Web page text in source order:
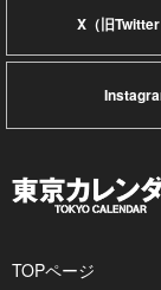
X（旧
TOPページ